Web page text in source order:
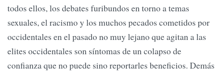
todos ellos, los debates furibundos en torno a temas
sexuales, el racismo y los muchos pecados cometidos por
occidentales en el pasado no muy lejano que agitan a las
elites occidentales son síntomas de un colapso de
confianza que no puede sino reportarles beneficios. Demás